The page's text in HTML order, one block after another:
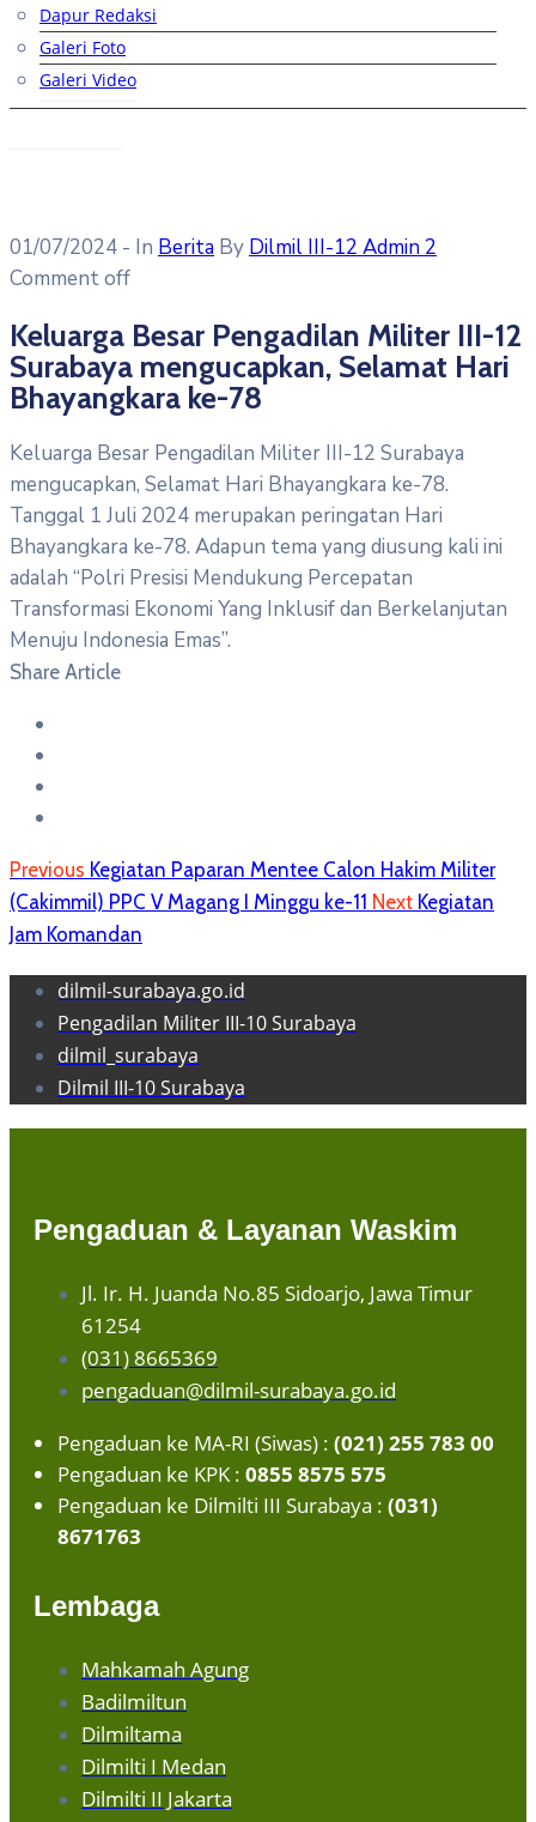
Dapur Redaksi
Galeri Foto
Galeri Video
01/07/2024 - In Berita By Dilmil III-12 Admin 2
Comment off
Keluarga Besar Pengadilan Militer III-12
Surabaya mengucapkan, Selamat Hari
Bhayangkara ke-78
Keluarga Besar Pengadilan Militer III-12 Surabaya
mengucapkan, Selamat Hari Bhayangkara ke-78.
Tanggal 1 Juli 2024 merupakan peringatan Hari
Bhayangkara ke-78. Adapun tema yang diusung kali ini
adalah “Polri Presisi Mendukung Percepatan
Transformasi Ekonomi Yang Inklusif dan Berkelanjutan
Menuju Indonesia Emas”.
Share Article
Previous Kegiatan Paparan Mentee Calon Hakim Militer
(Cakimmil) PPC V Magang I Minggu ke-11 Next Kegiatan
Jam Komandan
dilmil-surabaya.go.id
Pengadilan Militer III-10 Surabaya
dilmil_surabaya
Dilmil III-10 Surabaya
Pengaduan & Layanan Waskim
Jl. Ir. H. Juanda No.85 Sidoarjo, Jawa Timur
61254
(031) 8665369
pengaduan@dilmil-surabaya.go.id
Pengaduan ke MA-RI (Siwas) : (021) 255 783 00
Pengaduan ke KPK : 0855 8575 575
Pengaduan ke Dilmilti III Surabaya : (031)
8671763
Lembaga
Mahkamah Agung
Badilmiltun
Dilmiltama
Dilmilti I Medan
Dilmilti II Jakarta